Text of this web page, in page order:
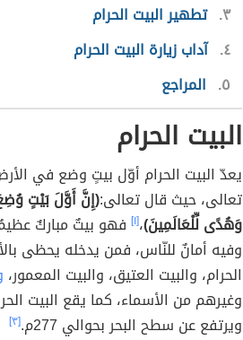
٣ تطهير البيت الحرام
٤ آداب زيارة البيت الحرام
٥ المراجع
البيت الحرام
يعدّ البيت الحرام أوّل بيتٍ وضع في
تعالى، حيث قال تعالى:(إِنَّ أَوَّلَ بَيْتٍ
وَهُدًى لِّلْعَالَمِينَ)،[١] فهو بيتٌ مباركٌ
وفيه أمانٌ للنّاس، فمن يدخله يحظى
الحرام، والبيت العتيق، والبيت المعمور،
وغيرهم من الأسماء، كما يقع البيت
ويرتفع عن سطح البحر بحوالي 277م.
[٣]